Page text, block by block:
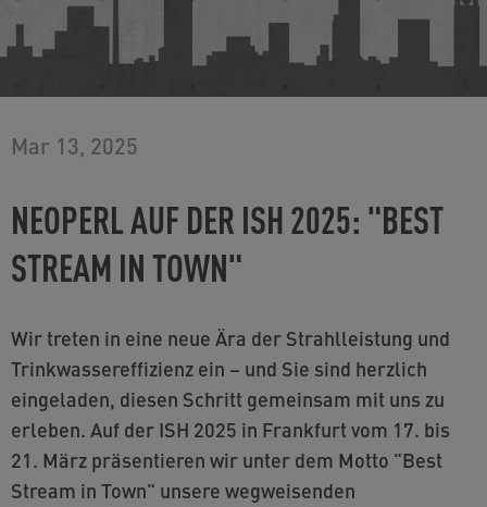
Mar 13, 2025
NEOPERL AUF DER ISH 2025: "BEST
STREAM IN TOWN"
Wir treten in eine neue Ära der Strahlleistung und
Trinkwassereffizienz ein – und Sie sind herzlich
eingeladen, diesen Schritt gemeinsam mit uns zu
erleben. Auf der ISH 2025 in Frankfurt vom 17. bis
21. März präsentieren wir unter dem Motto "Best
Stream in Town" unsere wegweisenden